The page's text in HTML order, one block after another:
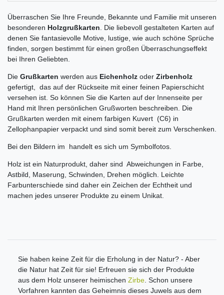
Überraschen Sie Ihre Freunde, Bekannte und Familie mit unseren
besonderen Holzgrußkarten . Die liebevoll gestalteten Karten auf
denen Sie fantasievolle Motive, lustige, wie auch schöne Sprüche
finden, sorgen bestimmt für einen großen Überraschungseffekt
bei Ihren Geliebten.
Die Grußkarten werden aus Eichenholz oder Zirbenholz
gefertigt, das auf der Rückseite mit einer feinen Papierschicht
versehen ist. So können Sie die Karten auf der Innenseite per
Hand mit Ihren persönlichen Grußworten beschreiben. Die
Grußkarten werden mit einem farbigen Kuvert (C6) in
Zellophanpapier verpackt und sind somit bereit zum Verschenken.
Bei den Bildern im handelt es sich um Symbolfotos.
Holz ist ein Naturprodukt, daher sind Abweichungen in Farbe,
Astbild, Maserung, Schwinden, Drehen möglich. Leichte
Farbunterschiede sind daher ein Zeichen der Echtheit und
machen jedes unserer Produkte zu einem Unikat.
Sie haben keine Zeit für die Erholung in der Natur? - Aber
die Natur hat Zeit für sie! Erfreuen sie sich der Produkte
aus dem Holz unserer heimischen Zirbe . Schon unsere
Vorfahren kannten das Geheimnis dieses Juwels aus dem